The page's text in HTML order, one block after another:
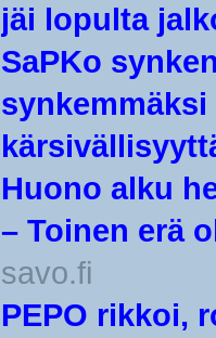
jäi lopulta
SaPKo
Huono alku
– Toinen erä
savo.fi
PEPO rikkoi,